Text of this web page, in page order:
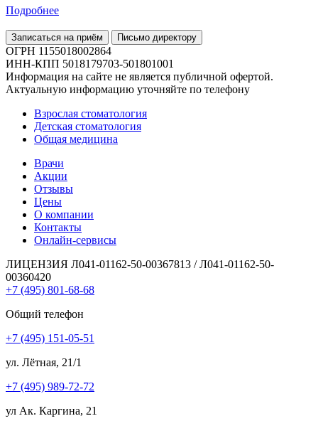
Подробнее
Записаться на приём Письмо директору
ОГРН 1155018002864
ИНН-КПП 5018179703-501801001
Информация на сайте не является публичной офертой.
Актуальную информацию уточняйте по телефону
Взрослая стоматология
Детская стоматология
Общая медицина
Врачи
Акции
Отзывы
Цены
О компании
Контакты
Онлайн-сервисы
ЛИЦЕНЗИЯ Л041-01162-50-00367813 / Л041-01162-50-
00360420
+7 (495) 801-68-68
Общий телефон
+7 (495) 151-05-51
ул. Лётная, 21/1
+7 (495) 989-72-72
ул Ак. Каргина, 21